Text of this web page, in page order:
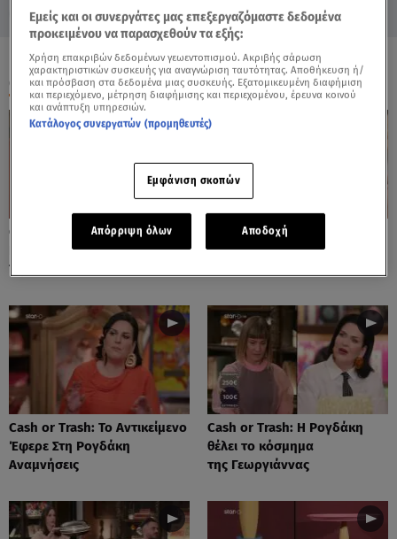
ΟΛΑ ΤΑ ΒΙΝΤΕΟ
Cash or Trash: Η Μάρω
Κοντού Δημοπράτησε Πίνακά
Της!
Cash or Trash: Το Αντικείμενο
Που Ενθουσίασε Τη Χιωτίνη
Cash or Trash: Το Αντικείμενο
Έφερε Στη Ρογδάκη
Αναμνήσεις
Cash or Trash: Η Ρογδάκη
θέλει το κόσμημα
της Γεωργιάννας
Εμείς και οι συνεργάτες μας επεξεργαζόμαστε δεδομένα
προκειμένου να παρασχεθούν τα εξής:
Χρήση επακριβών δεδομένων γεωεντοπισμού. Ακριβής σάρωση
χαρακτηριστικών συσκευής για αναγνώριση ταυτότητας. Αποθήκευση ή/
και πρόσβαση στα δεδομένα μιας συσκευής. Εξατομικευμένη διαφήμιση
και περιεχόμενο, μέτρηση διαφήμισης και περιεχομένου, έρευνα κοινού
και ανάπτυξη υπηρεσιών.
Κατάλογος συνεργατών (προμηθευτές)
Εμφάνιση σκοπών
Απόρριψη όλων Αποδοχή